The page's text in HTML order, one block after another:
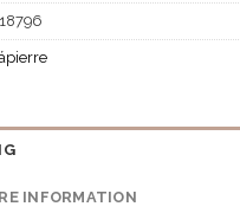
INFORMATION